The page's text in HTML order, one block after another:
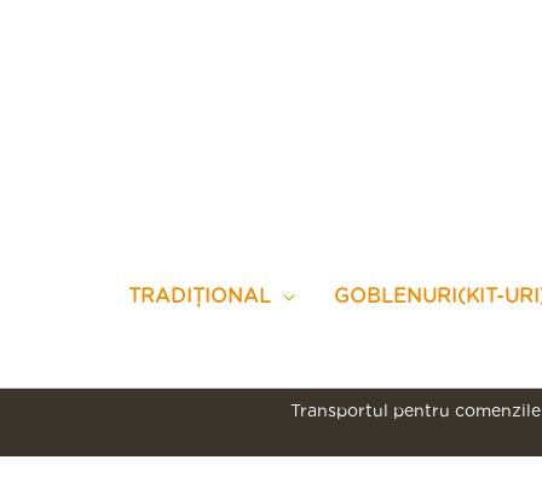
TRADIȚIONAL GOBLENURI(KIT-
Transportul pentru